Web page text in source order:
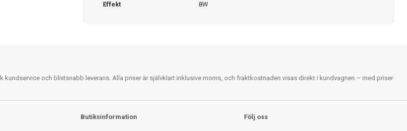
Effekt 8W
och blixtsnabb leverans. Alla priser är självklart inklusive moms, och fraktkostnaden visas direkt i kundvagnen – med priser
Butiksinformation Följ oss